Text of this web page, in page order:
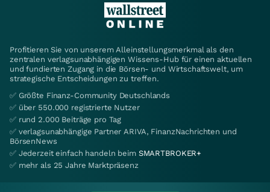
Profitieren Sie von unserem Alleinstellungsmerkmal als den
zentralen verlagsunabhängigen Wissens-Hub für einen aktuellen
und fundierten Zugang in die Börsen- und Wirtschaftswelt, um
strategische Entscheidungen zu treffen.
✅ Größte Finanz-Community Deutschlands
✅ über 550.000 registrierte Nutzer
✅ rund 2.000 Beiträge pro Tag
✅ verlagsunabhängige Partner ARIVA, FinanzNachrichten und
BörsenNews
✅ Jederzeit einfach handeln beim SMARTBROKER+
✅ mehr als 25 Jahre Marktpräsenz